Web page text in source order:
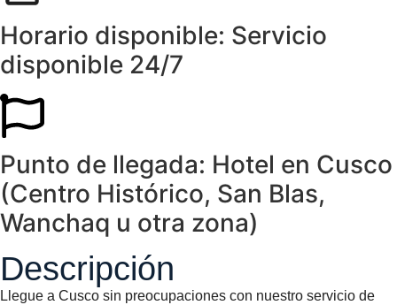
Horario disponible: Servicio
disponible 24/7
Punto de llegada: Hotel en Cusco
(Centro Histórico, San Blas,
Wanchaq u otra zona)
Descripción
Llegue a Cusco sin preocupaciones con nuestro servicio de